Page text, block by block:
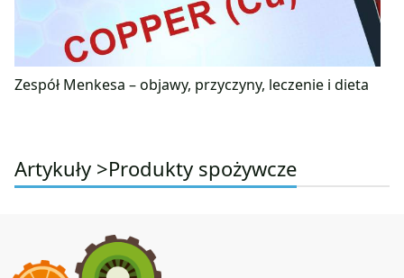
Zespół Menkesa – objawy, przyczyny, leczenie i dieta
Artykuły >Produkty spożywcze